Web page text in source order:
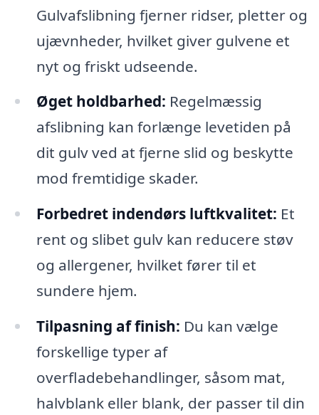
Gulvafslibning fjerner ridser, pletter og
ujævnheder, hvilket giver gulvene et
nyt og friskt udseende.
Øget holdbarhed: Regelmæssig
afslibning kan forlænge levetiden på
dit gulv ved at fjerne slid og beskytte
mod fremtidige skader.
Forbedret indendørs luftkvalitet: Et
rent og slibet gulv kan reducere støv
og allergener, hvilket fører til et
sundere hjem.
Tilpasning af finish: Du kan vælge
forskellige typer af
overfladebehandlinger, såsom mat,
halvblank eller blank, der passer til din